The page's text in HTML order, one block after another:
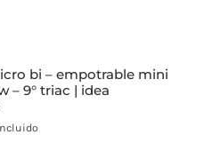
– 9° triac | idea